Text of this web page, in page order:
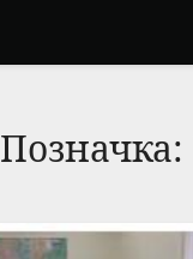
Позначка: